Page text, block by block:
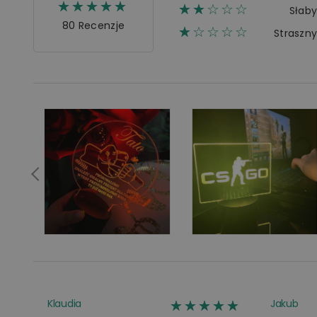
☆☆☆☆☆
★★★★★
80 Recenzje
☆☆☆☆☆
★★ Słaby
☆☆☆☆☆
★ Straszny
Klaudia ☆☆☆☆☆
★★★★★ Jakub